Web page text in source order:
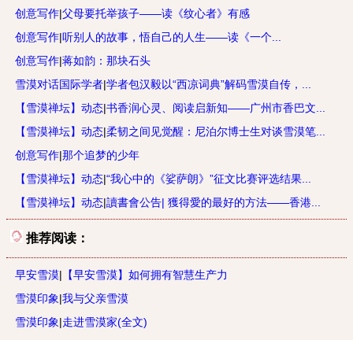
创意写作|父母要托举孩子——读《纹心者》有感
创意写作|听别人的故事，悟自己的人生——读《一个...
创意写作|蒋如韵：那块石头
雪漠对话国际学者|学者包汉毅以“西凉词典”解码雪漠自传，...
【雪漠禅坛】动态|书香润心灵、阅读启新知——广州市香巴文...
【雪漠禅坛】动态|柔韧之间见觉醒：尼泊尔博士生对谈雪漠笔...
创意写作|那个追梦的少年
【雪漠禅坛】动态|“我心中的《娑萨朗》”征文比赛评选结果...
【雪漠禅坛】动态|讀書會公告| 獲得愛的最好的方法——香港...
推荐阅读：
早安雪漠| 【早安雪漠】如何拥有智慧生产力
雪漠印象|我与父亲雪漠
雪漠印象|走进雪漠家(全文)